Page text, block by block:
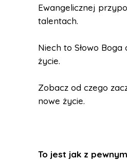
Ewangelicznej
talentach.
Niech to Słowo Boga
życie.
Zobacz od czego
nowe życie.
To jest jak z